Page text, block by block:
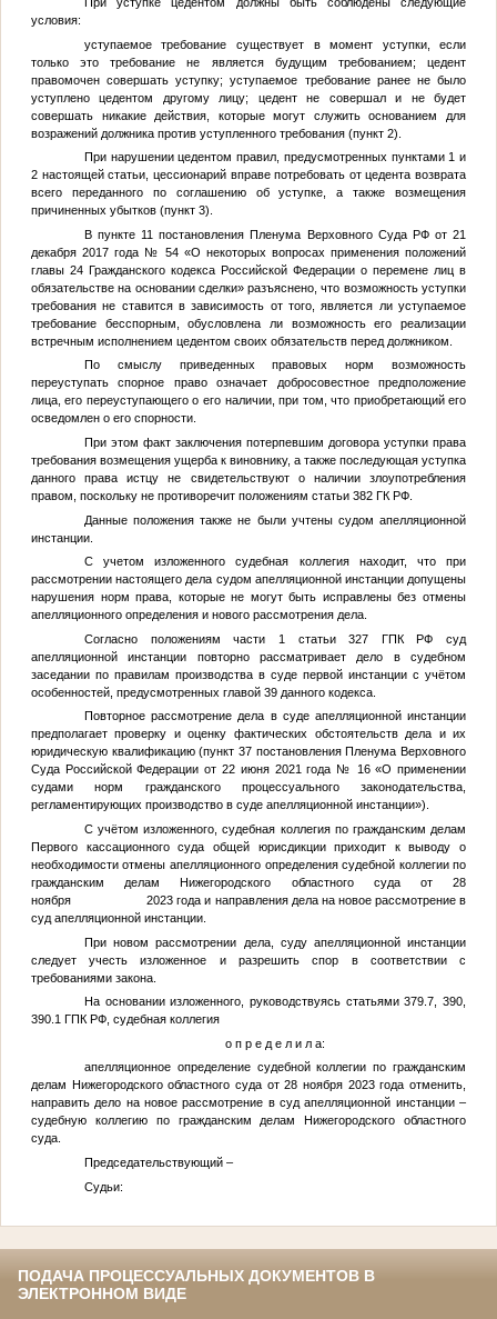
условия:
уступаемое требование существует в момент уступки, если
только это требование не является будущим требованием; цедент
правомочен совершать уступку; уступаемое требование ранее не было
уступлено цедентом другому лицу; цедент не совершал и не будет
совершать никакие действия, которые могут служить основанием для
возражений должника против уступленного требования (пункт 2).
При нарушении цедентом правил, предусмотренных пунктами 1 и
2 настоящей статьи, цессионарий вправе потребовать от цедента возврата
всего переданного по соглашению об уступке, а также возмещения
причиненных убытков (пункт 3).
В пункте 11 постановления Пленума Верховного Суда РФ от 21
декабря 2017 года № 54 «О некоторых вопросах применения положений
главы 24 Гражданского кодекса Российской Федерации о перемене лиц в
обязательстве на основании сделки» разъяснено, что возможность уступки
требования не ставится в зависимость от того, является ли уступаемое
требование бесспорным, обусловлена ли возможность его реализации
встречным исполнением цедентом своих обязательств перед должником.
По смыслу приведенных правовых норм возможность
переуступать спорное право означает добросовестное предположение
лица, его переуступающего о его наличии, при том, что приобретающий его
осведомлен о его спорности.
При этом факт заключения потерпевшим договора уступки права
требования возмещения ущерба к виновнику, а также последующая уступка
данного права истцу не свидетельствуют о наличии злоупотребления
правом, поскольку не противоречит положениям статьи 382 ГК РФ.
Данные положения также не были учтены судом апелляционной
инстанции.
С учетом изложенного судебная коллегия находит, что при
рассмотрении настоящего дела судом апелляционной инстанции допущены
нарушения норм права, которые не могут быть исправлены без отмены
апелляционного определения и нового рассмотрения дела.
Согласно положениям части 1 статьи 327 ГПК РФ суд
апелляционной инстанции повторно рассматривает дело в судебном
заседании по правилам производства в суде первой инстанции с учётом
особенностей, предусмотренных главой 39 данного кодекса.
Повторное рассмотрение дела в суде апелляционной инстанции
предполагает проверку и оценку фактических обстоятельств дела и их
юридическую квалификацию (пункт 37 постановления Пленума Верховного
Суда Российской Федерации от 22 июня 2021 года № 16 «О применении
судами норм гражданского процессуального законодательства,
регламентирующих производство в суде апелляционной инстанции»).
С учётом изложенного, судебная коллегия по гражданским делам
Первого кассационного суда общей юрисдикции приходит к выводу о
необходимости отмены апелляционного определения судебной коллегии по
гражданским делам Нижегородского областного суда от 28
ноября 2023 года и направления дела на новое рассмотрение в
суд апелляционной инстанции.
При новом рассмотрении дела, суду апелляционной инстанции
следует учесть изложенное и разрешить спор в соответствии с
требованиями закона.
На основании изложенного, руководствуясь статьями 379.7, 390,
390.1 ГПК РФ, судебная коллегия
о п р е д е л и л а:
апелляционное определение судебной коллегии по гражданским
делам Нижегородского областного суда от 28 ноября 2023 года отменить,
направить дело на новое рассмотрение в суд апелляционной инстанции –
судебную коллегию по гражданским делам Нижегородского областного
суда.
Председательствующий –
Судьи:
ПОДАЧА ПРОЦЕССУАЛЬНЫХ ДОКУМЕНТОВ В
ЭЛЕКТРОННОМ ВИДЕ